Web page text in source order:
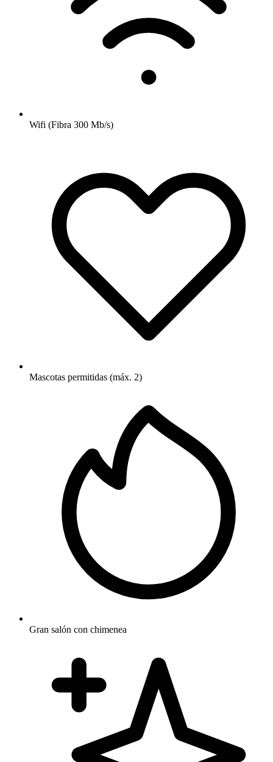
Wifi (Fibra 300 Mb/s)
Mascotas permitidas (máx. 2)
Gran salón con chimenea